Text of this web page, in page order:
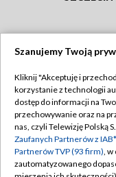
Abonament TVP
Emisja w TVP
Centrum
Szanujemy Twoją
Kliknij "Akceptuję i
korzystanie z technologii
dostęp do informacji na
przechowywanie oraz na
nas, czyli Telewizję Polską
Zaufanych Partnerów z
Partnerów TVP (93 firm), w
zautomatyzowanego